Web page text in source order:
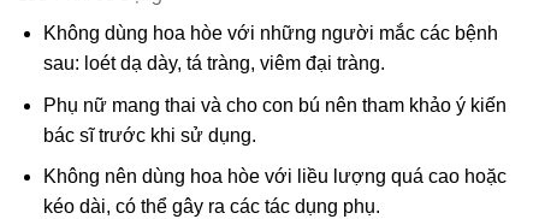
Không dùng hoa hòe với những người mắc các bệnh
sau: loét dạ dày, tá tràng, viêm đại tràng.
Phụ nữ mang thai và cho con bú nên tham khảo ý kiến
bác sĩ trước khi sử dụng.
Không nên dùng hoa hòe với liều lượng quá cao hoặc
kéo dài, có thể gây ra các tác dụng phụ.